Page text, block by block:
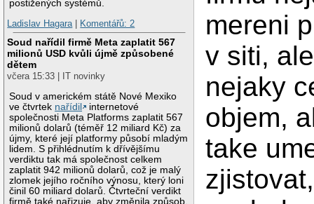
postižených systémů.
Ladislav Hagara| Komentářů: 2
Soud nařídil firmě Meta zaplatit 567
milionů USD kvůli újmě způsobené
dětem
včera 15:33 | IT novinky
Soud v americkém státě Nové Mexiko
ve čtvrtek nařídil
internetové
společnosti Meta Platforms zaplatit 567
milionů dolarů (téměř 12 miliard Kč) za
újmy, které její platformy působí mladým
lidem. S přihlédnutím k dřívějšímu
verdiktu tak má společnost celkem
zaplatit 942 milionů dolarů, což je malý
zlomek jejího ročního výnosu, který loni
činil 60 miliard dolarů. Čtvrteční verdikt
firmě také nařizuje, aby změnila způsob,
mereni
v siti,
nejaky
objem,
take